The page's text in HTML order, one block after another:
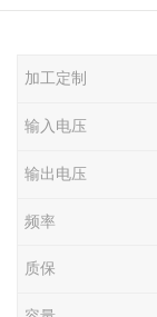
加工定制
输入电压
输出电压
频率
质保